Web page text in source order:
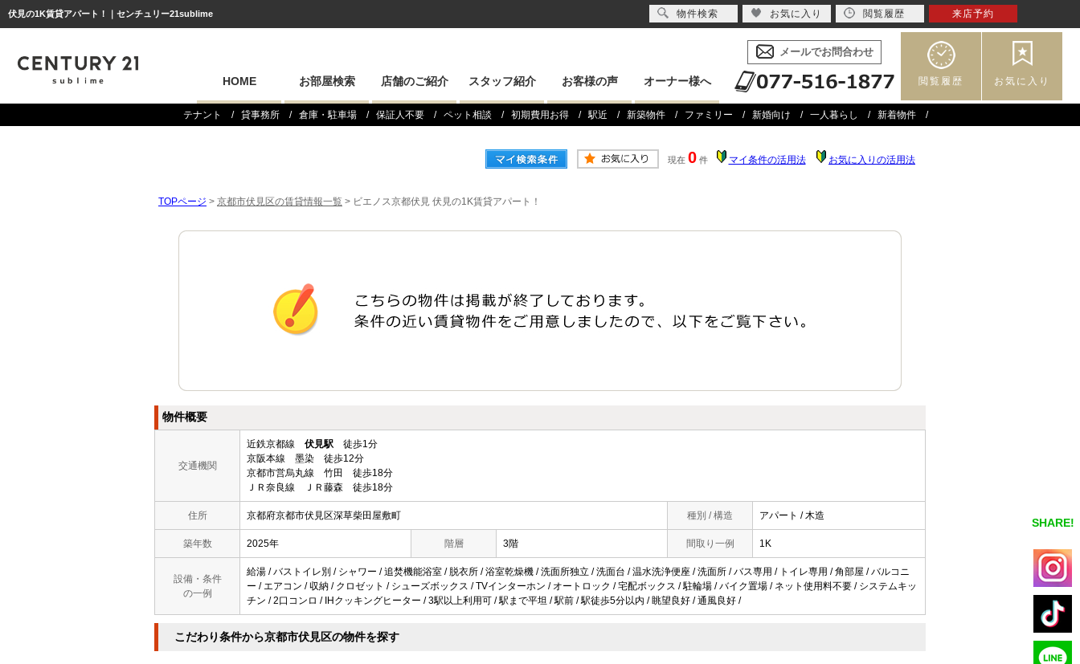
伏見の1K賃貸アパート！｜センチュリー21sublime
HOME お部屋検索 店舗のご紹介 スタッフ紹介 お客様の声 オーナー様へ
メールでお問合わせ
閲覧履歴 お気に入り
テナント 貸事務所 倉庫・駐車場 保証人不要 ペット相談 初期費用お得 駅近 新築物件 ファミリー 新婚向け 一人暮らし 新着物件
SHARE!
現在 0 件 マイ条件の活用法 お気に入りの活用法
TOPページ > 京都市伏見区の賃貸情報一覧 > ビエノス京都伏見 伏見の1K賃貸アパート！
物件概要
交通機関
近鉄京都線 伏見駅 徒歩1分
京阪本線 墨染 徒歩12分
京都市営烏丸線 竹田 徒歩18分
ＪＲ奈良線 ＪＲ藤森 徒歩18分
住所 京都府京都市伏見区深草柴田屋敷町 種別 / 構造 アパート / 木造
築年数 2025年 階層 3階 間取り一例 1K
設備・条件
の一例
給湯 / バストイレ別 / シャワー / 追焚機能浴室 / 脱衣所 / 浴室乾燥機 / 洗面所独立 / 洗面台 / 温水洗浄便座 / 洗面所 / バス専用 / トイレ専用 / 角部屋 / バルコニ
ー / エアコン / 収納 / クロゼット / シューズボックス / TVインターホン / オートロック / 宅配ボックス / 駐輪場 / バイク置場 / ネット使用料不要 / システムキッ
チン / 2口コンロ / IHクッキングヒーター / 3駅以上利用可 / 駅まで平坦 / 駅前 / 駅徒歩5分以内 / 眺望良好 / 通風良好 /
こだわり条件から京都市伏見区の物件を探す
物件検索 お気に入り 閲覧履歴 来店予約